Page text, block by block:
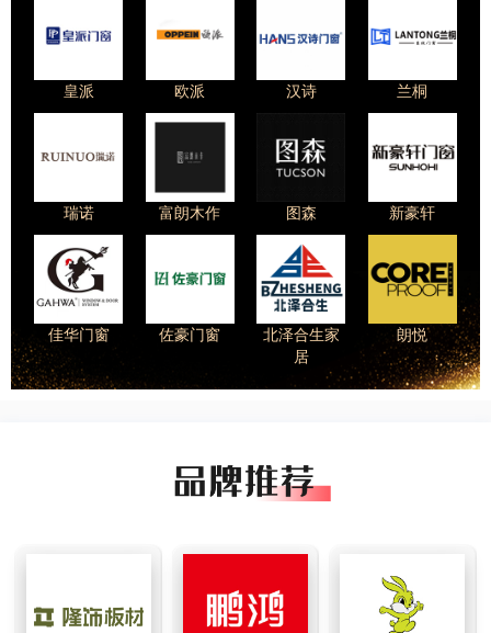
皇派 欧派 汉诗 兰桐
瑞诺 富朗木作 图森 新豪轩
佳华门窗 佐豪门窗
北泽合生家
居
朗悦